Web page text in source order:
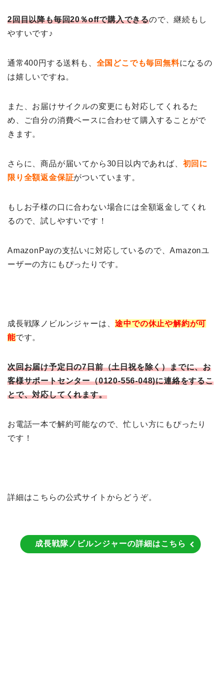
2回目以降も毎回20％offで購入できるので、継続もし
やすいです♪
通常400円する送料も、 全国どこでも毎回無料になるの
は嬉しいですね。
また、お届けサイクルの変更にも対応してくれるた
め、ご自分の消費ペースに合わせて購入することがで
きます。
さらに、商品が届いてから30日以内であれば、 初回に
限り全額返金保証がついています。
もしお子様の口に合わない場合には全額返金してくれ
るので、試しやすいです！
AmazonPayの支払いに対応しているので、Amazonユ
ーザーの方にもぴったりです。
成長戦隊ノビルンジャーは、途中での休止や解約が可
能です。
次回お届け予定日の7日前（土日祝を除く）までに、お
客様サポートセンター（0120-556-048)に連絡をするこ
とで、対応してくれます。
お電話一本で解約可能なので、忙しい方にもぴったり
です！
詳細はこちらの公式サイトからどうぞ。
成長戦隊ノビルンジャーの詳細はこちら